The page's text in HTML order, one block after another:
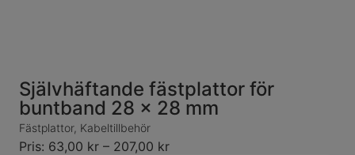
Självhäftande fästplattor för
buntband 28 x 28 mm
Fästplattor, Kabeltillbehör
Pris: 63,00 kr – 207,00 kr